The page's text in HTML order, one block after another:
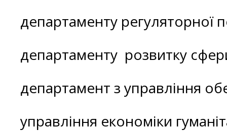
департаменту регуляторної
департаменту розвитку
департамент з управління
управління економіки